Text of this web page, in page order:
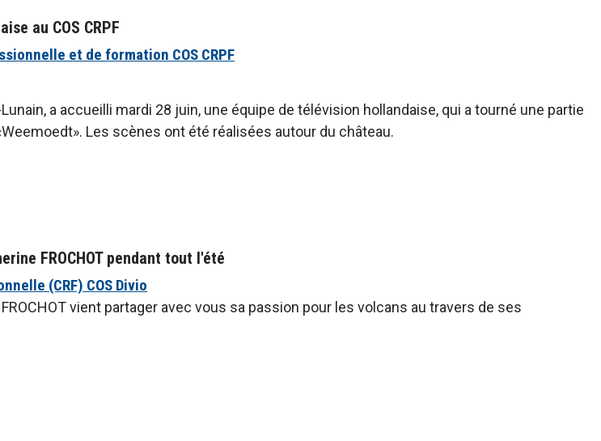
au COS CRPF
et de formation COS CRPF
a accueilli mardi 28 juin, une équipe de télévision hollandaise, qui a tourné une partie
Les scènes ont été réalisées autour du château.
FROCHOT pendant tout l'été
(CRF) COS Divio
vient partager avec vous sa passion pour les volcans au travers de ses